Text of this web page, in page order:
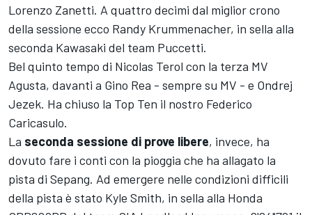
Lorenzo Zanetti. A quattro decimi dal miglior crono
della sessione ecco Randy Krummenacher, in sella alla
seconda Kawasaki del team Puccetti.
Bel quinto tempo di Nicolas Terol con la terza MV
Agusta, davanti a Gino Rea - sempre su MV - e Ondrej
Jezek. Ha chiuso la Top Ten il nostro Federico
Caricasulo.
La seconda sessione di prove libere, invece, ha
dovuto fare i conti con la pioggia che ha allagato la
pista di Sepang. Ad emergere nelle condizioni difficili
della pista è stato Kyle Smith, in sella alla Honda